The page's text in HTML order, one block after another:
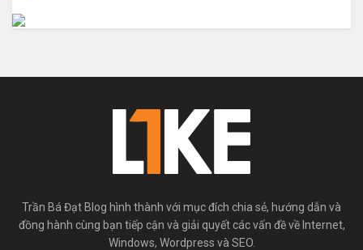
Trần Bá Đạt Blog hình thành với mục đích chia sẻ, hướng dẫn và
đồng hành cùng bạn tiếp cận và giải quyết các vấn đề về Internet,
Windows, Wordpress và SEO.